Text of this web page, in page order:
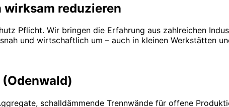
wirksam reduzieren
Pflicht. Wir bringen die Erfahrung aus zahlreichen
und wirtschaftlich um – auch in kleinen Werkstätten
schalldämmende Trennwände für offene